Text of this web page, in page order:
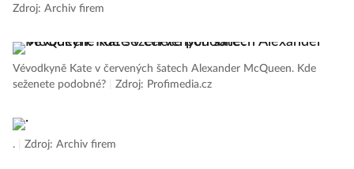
Zdroj: Archiv firem
Vévodkyně Kate v červených šatech Alexander McQueen. Kde
seženete podobné?
Zdroj: Profimedia.cz
. Zdroj: Archiv firem